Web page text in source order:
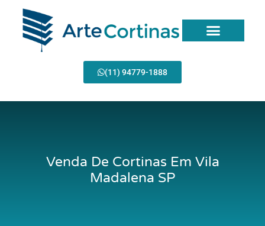
conteúdo
(11) 94779-1888
Venda De Cortinas Em Vila
Madalena SP